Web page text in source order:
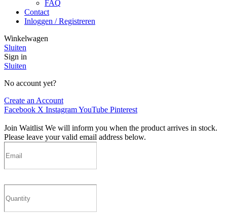
FAQ
Contact
Inloggen / Registreren
Winkelwagen
Sluiten
Sign in
Sluiten
No account yet?
Create an Account
Facebook X InstagramYouTube Pinterest
Join Waitlist We will inform you when the product arrives in stock.
Please leave your valid email address below.